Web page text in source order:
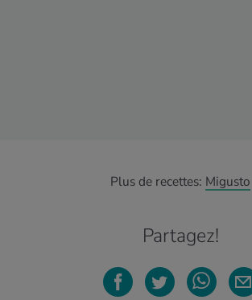
Plus de recettes: Migusto
Partagez!